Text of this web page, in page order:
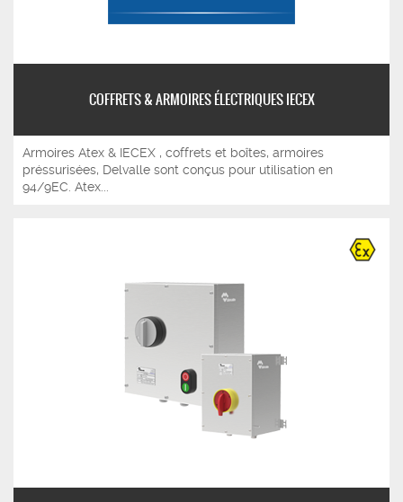
COFFRETS & ARMOIRES ÉLECTRIQUES IECEX
Armoires Atex & IECEX , coffrets et boîtes, armoires
préssurisées, Delvalle sont conçus pour utilisation en
94/9EC. Atex...